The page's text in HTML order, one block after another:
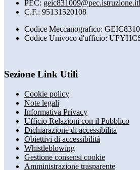
PEC: geic831009@pec.istruzione.it
C.F.: 95131520108
Codice Meccanografico:
Codice Univoco d'ufficio:
Sezione Link Utili
Cookie policy
Note legali
Informativa Privacy
Ufficio Relazioni con il Pubblico
Dichiarazione di accessibilità
Obiettivi di accessibilità
Whistleblowing
Gestione consensi cookie
Amministrazione trasparente